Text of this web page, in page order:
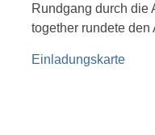
Rundgang durch die
together rundete den
Einladungskarte